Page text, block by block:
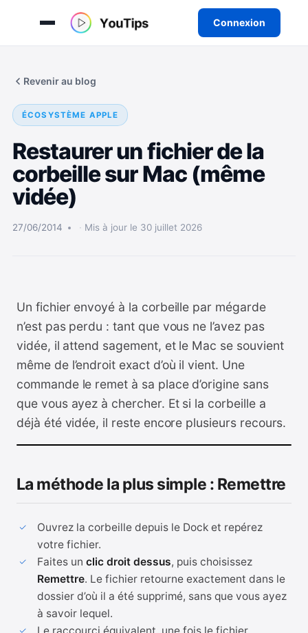
Connexion
Revenir au blog
ÉCOSYSTÈME APPLE
Restaurer un fichier de la
corbeille sur Mac (même
vidée)
27/06/2014 Mis à jour le 30 juillet 2026
Un fichier envoyé à la corbeille par mégarde
n’est pas perdu : tant que vous ne l’avez pas
vidée, il attend sagement, et le Mac se souvient
même de l’endroit exact d’où il vient. Une
commande le remet à sa place d’origine sans
que vous ayez à chercher. Et si la corbeille a
déjà été vidée, il reste encore plusieurs recours.
La méthode la plus simple : Remettre
Ouvrez la corbeille depuis le Dock et repérez
votre fichier.
Faites un clic droit dessus, puis choisissez
Remettre. Le fichier retourne exactement dans le
dossier d’où il a été supprimé, sans que vous ayez
à savoir lequel.
Le raccourci équivalent, une fois le fichier